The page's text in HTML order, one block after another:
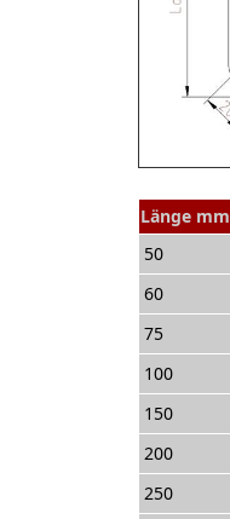
Länge mm
50
60
75
100
150
200
250